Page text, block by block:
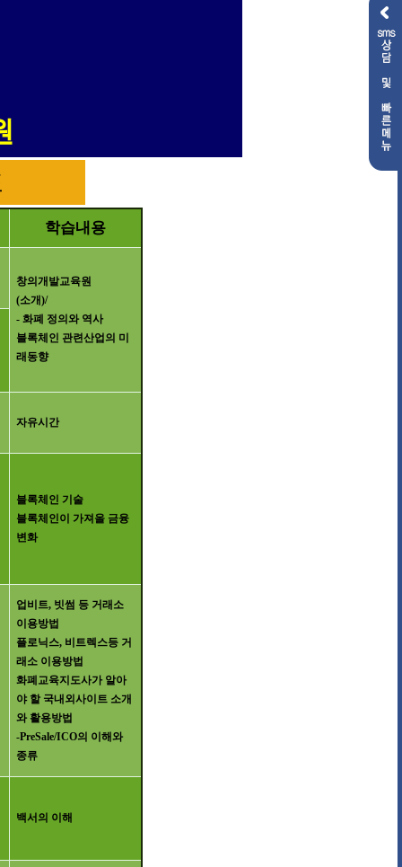
학습내용
창의개발교육원
(소개)/
- 화폐 정의와 역사
블록체인 관련산업의 미
래동향
자유시간
블록체인 기술
블록체인이 가져올 금융
변화
업비트, 빗썸 등 거래소
이용방법
플로닉스, 비트렉스등 거
래소 이용방법
화폐교육지도사가 알아
야 할 국내외사이트 소개
와 활용방법
-PreSale/ICO의 이해와
종류
백서의 이해